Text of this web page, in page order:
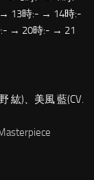
13時:- → 14時:-
→ 20時:- → 21
紘)、美風 藍(CV.